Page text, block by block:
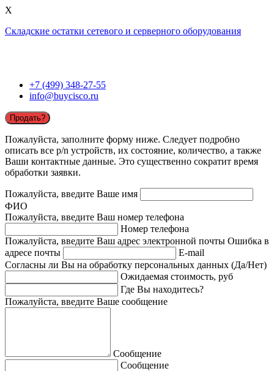
X
Складские остатки сетевого и серверного оборудования
+7 (499) 348-27-55
info@buycisco.ru
Продать?
Пожалуйста, заполните форму ниже. Следует подробно
описать все p/n устройств, их состояние, количество, а также
Ваши контактные данные. Это существенно сократит время
обработки заявки.
Пожалуйста, введите Ваше имя
ФИО
Пожалуйста, введите Ваш номер телефона
Номер телефона
Пожалуйста, введите Ваш адрес электронной почты Ошибка в
адресе почты
E-mail
Согласны ли Вы на обработку персональных данных (Да/Нет)
Ожидаемая стоимость, руб
Где Вы находитесь?
Пожалуйста, введите Ваше сообщение
Сообщение
Сообщение